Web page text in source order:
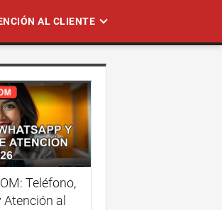
AL CLIENTE
Teléfono,
al